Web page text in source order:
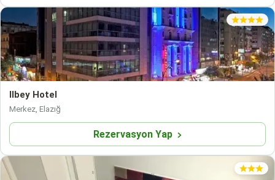
Ilbey Hotel
Merkez, Elazığ
Rezervasyon Yap